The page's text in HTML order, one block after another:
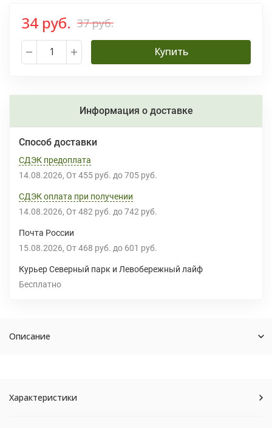
34 руб. 37 руб.
Купить
Информация о доставке
Способ доставки
СДЭК предоплата
14.08.2026 От 455 руб. до 705 руб.
СДЭК оплата при получении
14.08.2026 От 482 руб. до 742 руб.
Почта России
15.08.2026 От 468 руб. до 601 руб.
Курьер Северный парк и Левобережный лайф
Бесплатно
Описание
Характеристики